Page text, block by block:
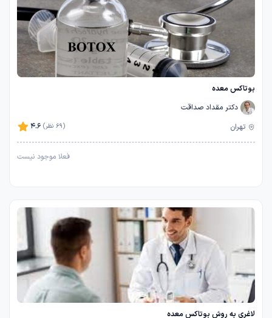
بوتاکس معده
دکتر مقداد صداقت
4.6
(69 نظر) تهران
فعلا موجود نیست
لاغری به روش بوتاکس معده